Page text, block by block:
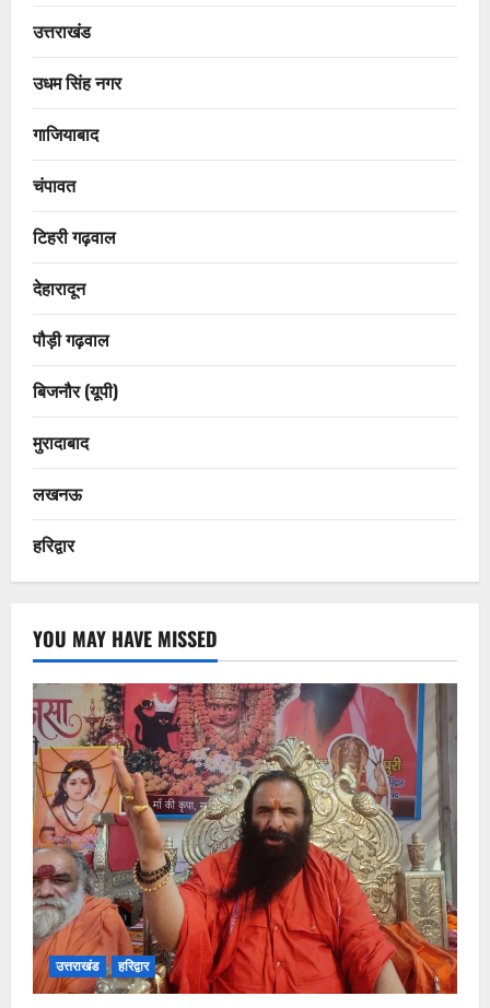
उत्तराखंड
उधम सिंह नगर
गाजियाबाद
चंपावत
टिहरी गढ़वाल
देहारादून
पौड़ी गढ़वाल
बिजनौर (यूपी)
मुरादाबाद
लखनऊ
हरिद्वार
YOU MAY HAVE MISSED
उत्तराखंड हरिद्वार